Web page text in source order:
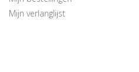
Mijn verlanglijst